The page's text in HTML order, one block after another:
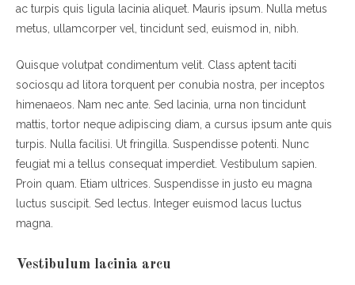
ac turpis quis ligula lacinia aliquet. Mauris ipsum. Nulla metus
metus, ullamcorper vel, tincidunt sed, euismod in, nibh.
Quisque volutpat condimentum velit. Class aptent taciti
sociosqu ad litora torquent per conubia nostra, per inceptos
himenaeos. Nam nec ante. Sed lacinia, urna non tincidunt
mattis, tortor neque adipiscing diam, a cursus ipsum ante quis
turpis. Nulla facilisi. Ut fringilla. Suspendisse potenti. Nunc
feugiat mi a tellus consequat imperdiet. Vestibulum sapien.
Proin quam. Etiam ultrices. Suspendisse in justo eu magna
luctus suscipit. Sed lectus. Integer euismod lacus luctus
magna.
Vestibulum lacinia arcu